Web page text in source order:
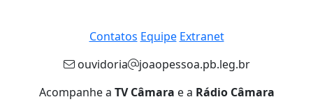
Contatos Equipe Extranet
ouvidoria
joaopessoa.pb.leg.br
Acompanhe a TV Câmara e a Rádio Câmara